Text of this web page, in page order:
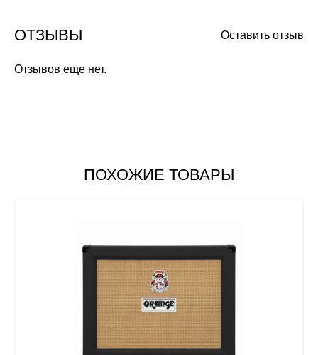
Оставить отзыв
ОТЗЫВЫ
Отзывов еще нет.
ПОХОЖИЕ ТОВАРЫ